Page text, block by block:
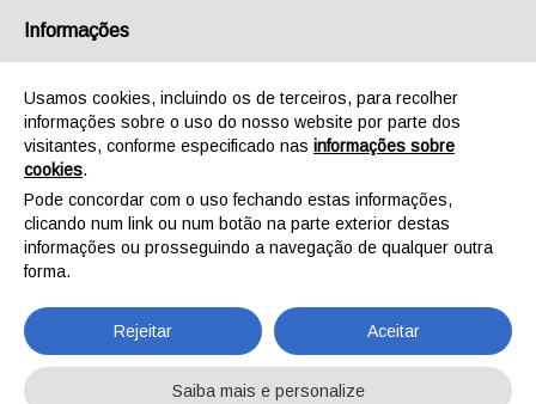
Informações
Usamos cookies, incluindo os de terceiros, para recolher
informações sobre o uso do nosso website por parte dos
visitantes, conforme especificado nas informações sobre
cookies.
Pode concordar com o uso fechando estas informações,
clicando num link ou num botão na parte exterior destas
informações ou prosseguindo a navegação de qualquer outra
forma.
Rejeitar Aceitar
Saiba mais e personalize